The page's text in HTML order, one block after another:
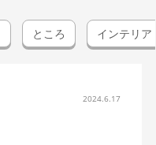
ところ インテリア
2024.6.17